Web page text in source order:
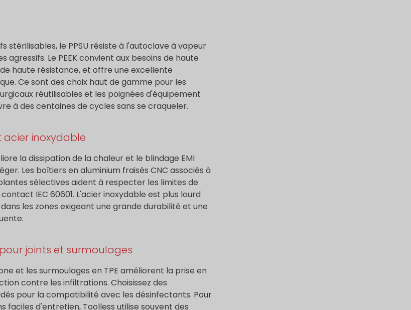
stérilisables, le PPSU résiste à l'autoclave à vapeur
agressifs. Le PEEK convient aux besoins de haute
haute résistance, et offre une excellente
Ce sont des choix haut de gamme pour les
réutilisables et les poignées d'équipement
à des centaines de cycles sans se craqueler.
inoxydable
la dissipation de la chaleur et le blindage EMI
Les boîtiers en aluminium fraisés CNC associés à
sélectives aident à respecter les limites de
IEC 60601. L'acier inoxydable est plus lourd
les zones exigeant une grande durabilité et une
joints et surmoulages
et les surmoulages en TPE améliorent la prise en
contre les infiltrations. Choisissez des
pour la compatibilité avec les désinfectants. Pour
faciles d'entretien, Toolless utilise souvent des